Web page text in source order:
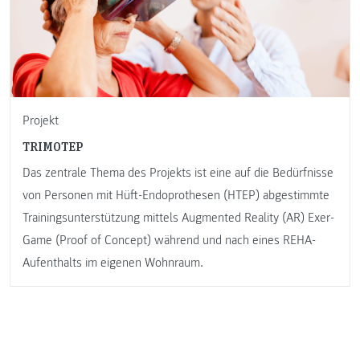
Projekt
TRIMOTEP
Das zentrale Thema des Projekts ist eine auf die Bedürfnisse
von Personen mit Hüft-Endoprothesen (HTEP) abgestimmte
Trainingsunterstützung mittels Augmented Reality (AR) Exer-
Game (Proof of Concept) während und nach eines REHA-
Aufenthalts im eigenen Wohnraum.